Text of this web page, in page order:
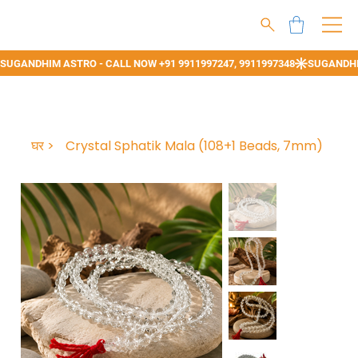
घर > Crystal Sphatik Mala (108+1 Beads, 7mm)